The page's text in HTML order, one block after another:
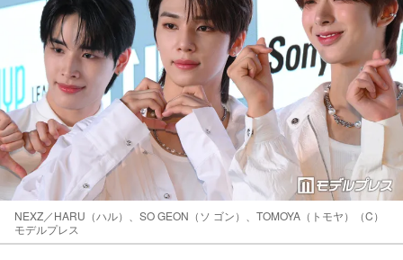
NEXZ／HARU（ハル）、SO GEON（ソ ゴン）、TOMOYA（トモヤ）（C）
モデルプレス